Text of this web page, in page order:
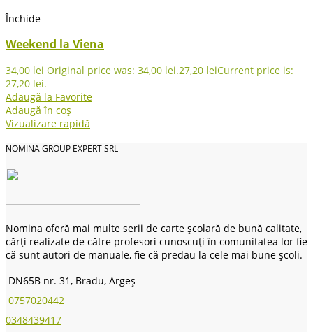
Închide
Weekend la Viena
34,00lei Original price was: 34,00 lei.27,20 leiCurrent price is:
27,20 lei.
Adaugă la Favorite
Adaugă în coș
Vizualizare rapidă
NOMINA GROUP EXPERT SRL
Nomina oferă mai multe serii de carte școlară de bună calitate,
cărți realizate de către profesori cunoscuți în comunitatea lor fie
că sunt autori de manuale, fie că predau la cele mai bune școli.
DN65B nr. 31, Bradu, Argeș
0757020442
0348439417